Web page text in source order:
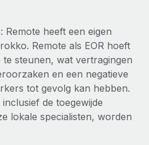
Remote heeft een eigen
Remote als EOR hoeft
steunen, wat vertragingen
en een negatieve
tot gevolg kan hebben.
de toegewijde
lokale specialisten, worden